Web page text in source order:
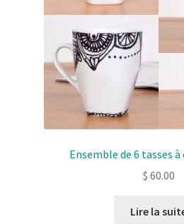
Ensemble de 6 tasses
$ 60.00
Lire la